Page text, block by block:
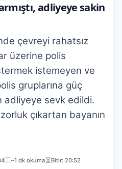
adliyeye sakin
çevreyi rahatsız
üzerine polis
istemeyen ve
gruplarına güç
adliyeye sevk edildi.
çıkartan bayanın
~1 dk okuma Bitir: 20:52